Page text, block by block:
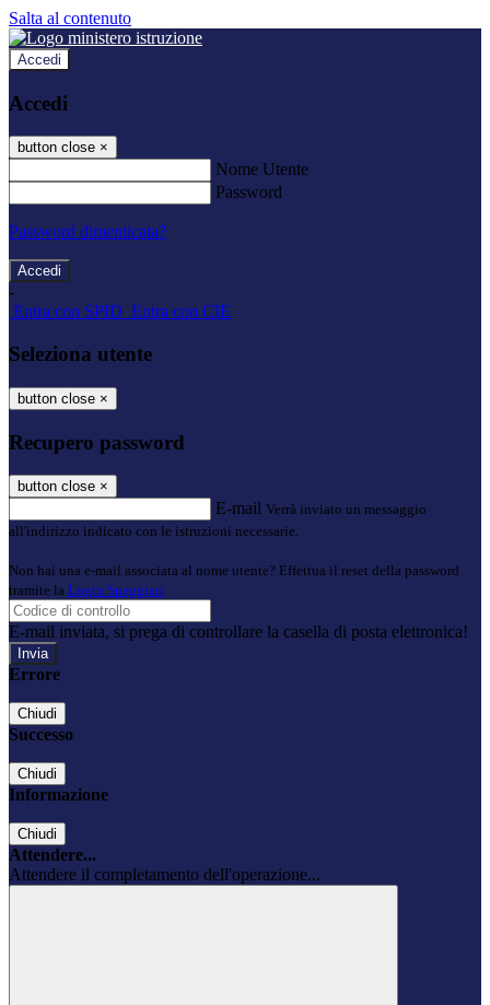
Salta al contenuto
Accedi
Accedi
button close ×
Nome Utente
Password
Password dimenticata?
-
Entra con SPID Entra con CIE
Seleziona utente
button close ×
Recupero password
button close ×
E-mail Verrà inviato un messaggio
all'indirizzo indicato con le istruzioni necessarie.
Non hai una e-mail associata al nome utente? Effettua il reset della password
tramite la Login Spaggiari
E-mail inviata, si prega di controllare la casella di posta elettronica!
Errore
Chiudi
Successo
Chiudi
Informazione
Chiudi
Attendere...
Attendere il completamento dell'operazione...